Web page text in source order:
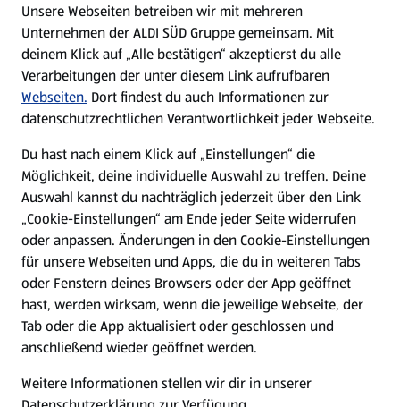
Nachhaltigkeit
Karriere
Presse
Hilfe & Kontakt
(öffnet in einem neuen Tab)
Unternehmen
Folge uns hier:
Unsere Webseiten betreiben wir mit mehreren
Unternehmen der ALDI SÜD Gruppe gemeinsam. Mit
deinem Klick auf „Alle bestätigen“ akzeptierst du alle
Verarbeitungen der unter diesem Link aufrufbaren
Webseiten. Dort findest du auch Informationen zur
datenschutzrechtlichen Verantwortlichkeit jeder Webseite.
Du hast nach einem Klick auf „Einstellungen“ die
Möglichkeit, deine individuelle Auswahl zu treffen. Deine
Auswahl kannst du nachträglich jederzeit über den Link
„Cookie-Einstellungen“ am Ende jeder Seite widerrufen
oder anpassen. Änderungen in den Cookie-Einstellungen
für unsere Webseiten und Apps, die du in weiteren Tabs
oder Fenstern deines Browsers oder der App geöffnet
hast, werden wirksam, wenn die jeweilige Webseite, der
Tab oder die App aktualisiert oder geschlossen und
anschließend wieder geöffnet werden.
Weitere Informationen stellen wir dir in unserer